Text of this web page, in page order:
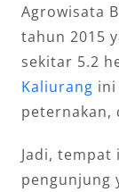
Agrowisata
tahun 2015
sekitar 5.2
Kaliurang
peternakan,
Jadi,
pengunjung